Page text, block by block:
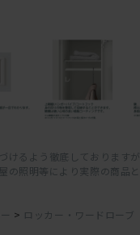
けるよう徹底しております
の照明等により実際の商品
> ロッカー・ワードローブ